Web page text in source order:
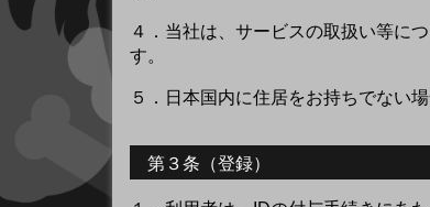
４． 当社は、サービスの取扱い等に
す。
５． 日本国内に住居をお持ちでない
第３条（登録）